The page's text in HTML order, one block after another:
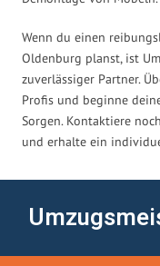
Wenn du einen
Oldenburg planst, ist
zuverlässiger Partner.
Profis und beginne
Sorgen. Kontaktiere
und erhalte ein